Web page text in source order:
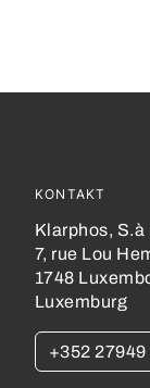
KONTAKT
Klarphos, S.à
7, rue Lou
1748
Luxemburg
+352 27949